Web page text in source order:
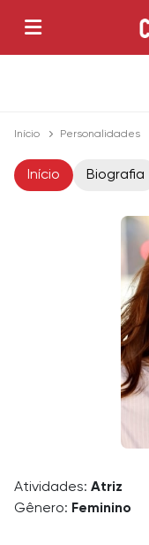
Início Personalidades
Início Biografia
Atividades: Atriz
Gênero: Feminino